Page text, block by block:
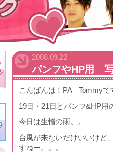
2008.09.22
パンフやHP用
こんばんは！PA Tommyで
19日・21日とパンフ&HP用
今日は生憎の雨。。
台風が来ないだけいいけど
すねー。。。